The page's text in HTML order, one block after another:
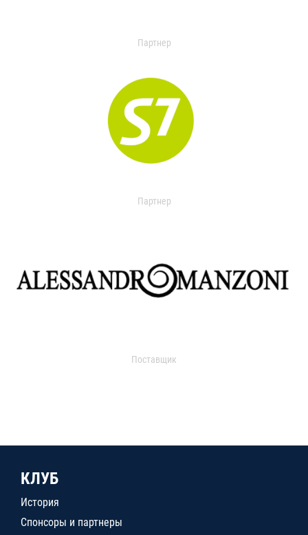
Партнер
Партнер
Поставщик
КЛУБ
История
Спонсоры и партнеры